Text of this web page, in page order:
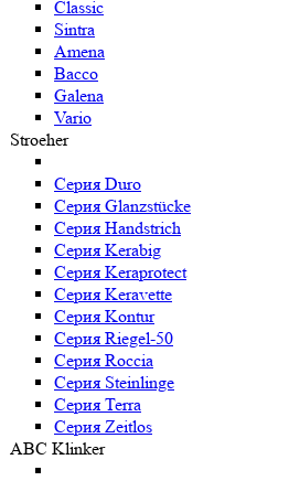
Classic
Sintra
Amena
Bacco
Galena
Vario
Stroeher
Серия Duro
Серия Glanzstücke
Серия Handstrich
Серия Kerabig
Серия Keraprotect
Серия Keravette
Серия Kontur
Серия Riegel-50
Серия Roccia
Серия Steinlinge
Серия Terra
Серия Zeitlos
ABC Klinker